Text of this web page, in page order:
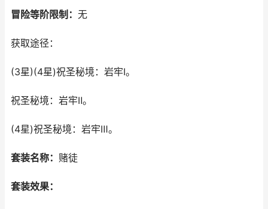
冒险等阶限制： 无
获取途径：
(3星)(4星)祝圣秘境：岩牢Ⅰ。
祝圣秘境：岩牢Ⅱ。
(4星)祝圣秘境：岩牢Ⅲ。
套装名称： 赌徒
套装效果：